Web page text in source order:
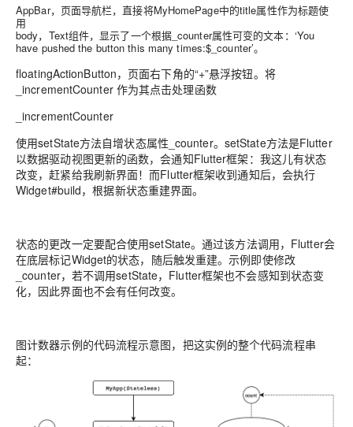
AppBar，页面导航栏，直接将MyHomePage中的title属性作为标题使
用
body，Text组件，显示了一个根据_counter属性可变的文本：‘You
have pushed the button this many times:$_counter’。
floatingActionButton，页面右下角的“+”悬浮按钮。将
_incrementCounter 作为其点击处理函数
_incrementCounter
使用setState方法自增状态属性_counter。setState方法是Flutter
以数据驱动视图更新的函数，会通知Flutter框架：我这儿有状态
改变，赶紧给我刷新界面！而Flutter框架收到通知后，会执行
Widget#build，根据新状态重建界面。
状态的更改一定要配合使用setState。通过该方法调用，Flutter会
在底层标记Widget的状态，随后触发重建。示例即使修改
_counter，若不调用setState，Flutter框架也不会感知到状态变
化，因此界面也不会有任何改变。
图计数器示例的代码流程示意图，把这实例的整个代码流程串
起：